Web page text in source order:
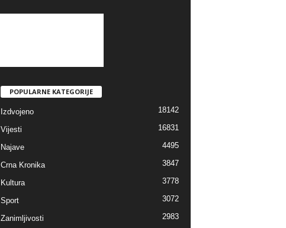
POPULARNE KATEGORIJE
Izdvojeno 18142
Vijesti 16831
Najave 4495
Crna Kronika 3847
Kultura 3778
Sport 3072
Zanimljivosti 2983